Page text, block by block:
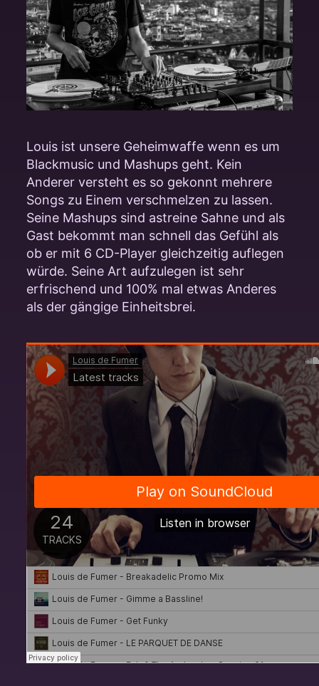
Louis ist unsere Geheimwaffe wenn es um
Blackmusic und Mashups geht. Kein
Anderer versteht es so gekonnt mehrere
Songs zu Einem verschmelzen zu lassen.
Seine Mashups sind astreine Sahne und als
Gast bekommt man schnell das Gefühl als
ob er mit 6 CD-Player gleichzeitig auflegen
würde. Seine Art aufzulegen ist sehr
erfrischend und 100% mal etwas Anderes
als der gängige Einheitsbrei.